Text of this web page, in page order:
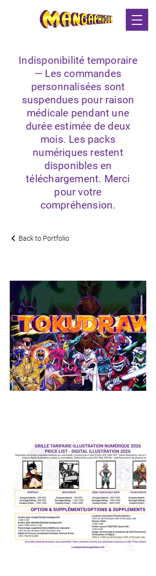
Indisponibilité temporaire
— Les commandes
personnalisées sont
suspendues pour raison
médicale pendant une
durée estimée de deux
mois. Les packs
numériques restent
disponibles en
téléchargement. Merci
pour votre
compréhension.
Back to Portfolio